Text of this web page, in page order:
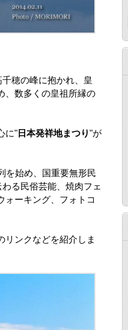
穂の峰に抱かれ、皇
、数多くの皇祖所縁の
に" 日本発祥地まつり"が
を始め、国重要無形民
る民俗芸能、焼肉フェ
ォーキング、フォトコ
リンクなどを紹介しま